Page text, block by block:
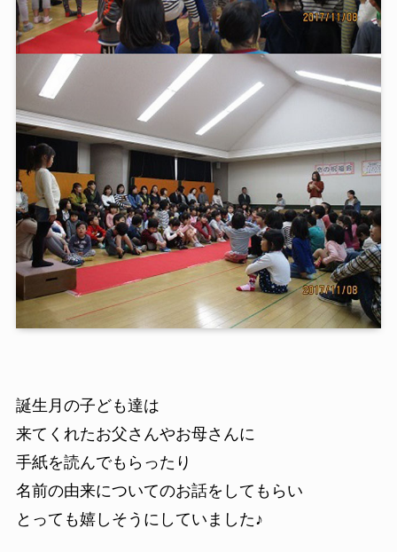
誕生月の子ども達は
来てくれたお父さんやお母さんに
手紙を読んでもらったり
名前の由来についてのお話をしてもらい
とっても嬉しそうにしていました♪